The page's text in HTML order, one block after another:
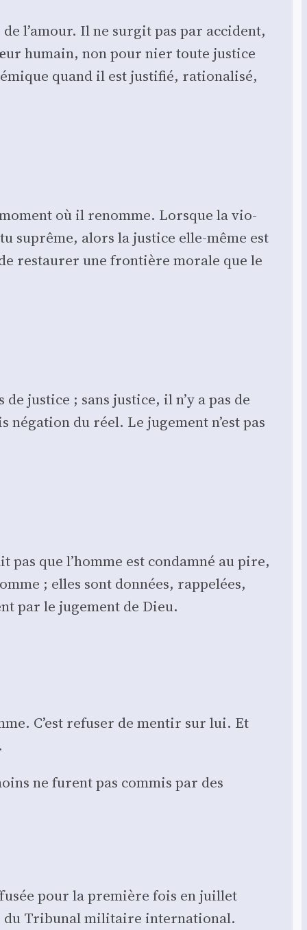
l’amour. Il ne sur­git pas par acci­dent,
humain, non pour nier toute jus­tice
quand il est jus­ti­fié, ratio­na­li­sé,
où il renomme. Lorsque la vio­
suprême, alors la jus­tice elle-même est
res­tau­rer une fron­tière morale que le
jus­tice ; sans jus­tice, il n’y a pas de
néga­tion du réel. Le juge­ment n’est pas
que l’homme est condam­né au pire,
; elles sont don­nées, rap­pe­lées,
par le juge­ment de Dieu.
C’est refu­ser de men­tir sur lui. Et
ne furent pas com­mis par des
pour la pre­mière fois en juillet
du Tri­bu­nal mili­taire inter­na­tio­nal.